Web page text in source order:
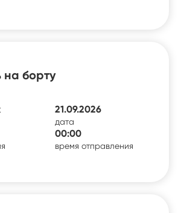
на борту
21.09.2026
дата
00:00
время отправления